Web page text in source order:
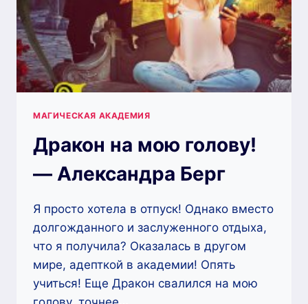
МАГИЧЕСКАЯ АКАДЕМИЯ
Дракон на мою голову!
— Александра Берг
Я просто хотела в отпуск! Однако вместо
долгожданного и заслуженного отдыха,
что я получила? Оказалась в другом
мире, адепткой в академии! Опять
учиться! Еще Дракон свалился на мою